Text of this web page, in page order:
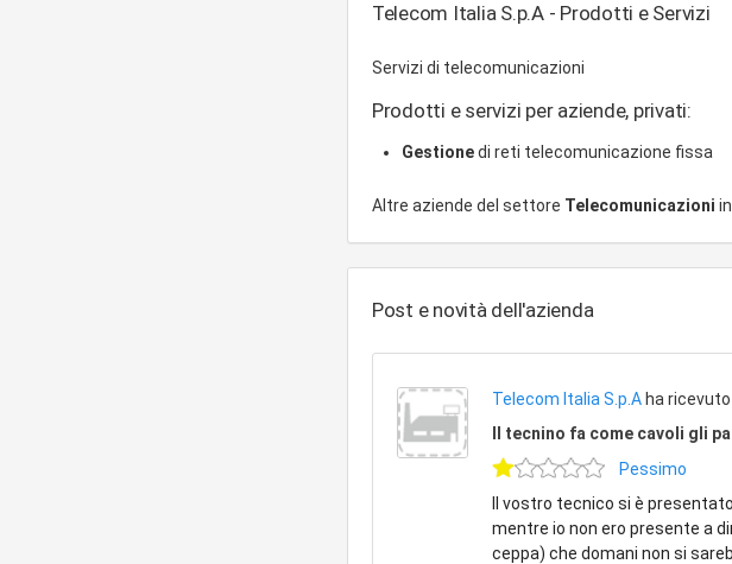
Telecom Italia S.p.A - Prodotti e Servizi
Servizi di telecomunicazioni
Prodotti e servizi per aziende, privati:
Gestionedi reti telecomunicazione fissa
Altre aziende del settore Telecomunicazioni in
Post e novità dell'azienda
Telecom Italia S.p.A ha
Il tecnino fa come cavoli gli
Pessimo
Il vostro tecnico si è
mentre io non ero presente a
ceppa) che domani non si